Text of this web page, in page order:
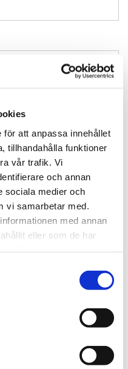
för att anpassa innehållet
tillhandahålla funktioner
vår trafik. Vi
och annan
sociala medier och
vi samarbetar med.
med annan
eller som de har